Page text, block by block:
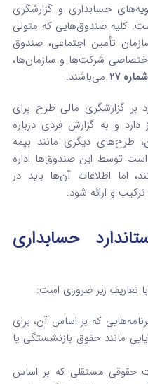
حسابداری و گزارشگری
کلیه صندوق‌هایی که متولی
تأمین اجتماعی، صندوق
شرکت‌ها و سازمان‌ها،
27
می‌باشند.
بر گزارشگری مالی طرح برای
و به گزارش فردی درباره
طرح‌های دیگری مانند بیمه
توسط این صندوق‌ها اداره
اما اطلاعات آن‌ها باید در
و ارائه شود.
حسابداری
با تعاریف زیر ضروری است:
که بر اساس آن، برای
مانند حقوق بازنشستگی یا
مستقلی که بر اساس